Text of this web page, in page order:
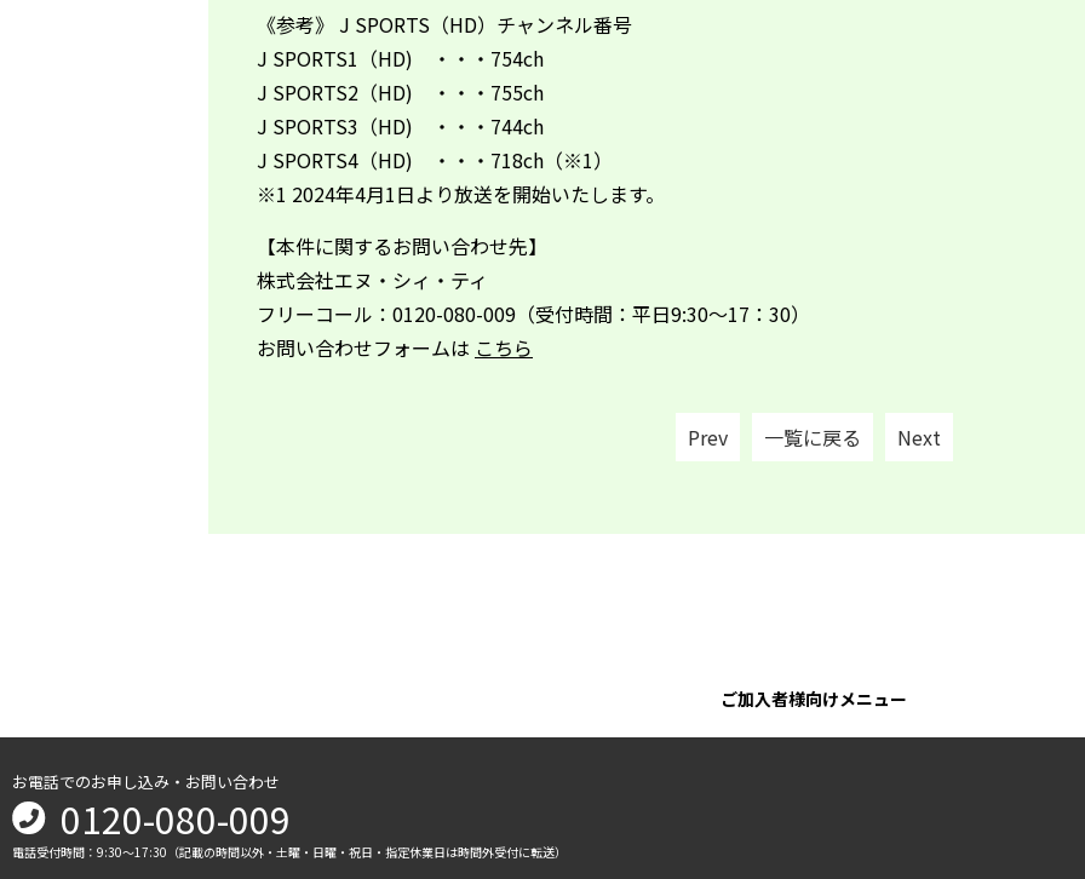
《参考》 J SPORTS （HD）チャンネル番号
J SPORTS1（HD) ・・・754ch
J SPORTS2（HD) ・・・755ch
J SPORTS3（HD) ・・・744ch
J SPORTS4（HD) ・・・718ch（※1）
※1 2024年4月1日より放送を開始いたします。
【本件に関するお問い合わせ先】
株式会社エヌ・シィ・ティ
フリーコール： 0120-080-009 （受付時間：平日9:30～17 ： 30）
お問い合わせフォームは こちら
Prev 一覧に戻る Next
ご加入者様向けメニュー
お電話でのお申し込み・お問い合わせ
0120-080-009
電話受付時間：9:30～17:30（記載の時間以外・土曜・日曜・祝日・指定休業日は時間外受付に転送）